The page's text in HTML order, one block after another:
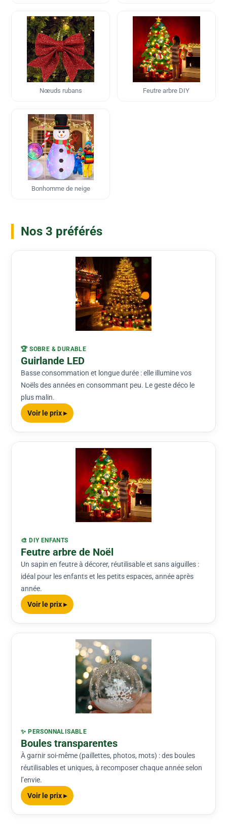
Nœuds rubans Feutre arbre DIY
Bonhomme de neige
Nos 3 préférés
🏆 SOBRE & DURABLE
Guirlande LED
Basse consommation et longue durée : elle illumine vos
Noëls des années en consommant peu. Le geste déco le
plus malin.
Voir le prix ▸
🎨 DIY ENFANTS
Feutre arbre de Noël
Un sapin en feutre à décorer, réutilisable et sans aiguilles :
idéal pour les enfants et les petits espaces, année après
année.
Voir le prix ▸
✨ PERSONNALISABLE
Boules transparentes
À garnir soi-même (paillettes, photos, mots) : des boules
réutilisables et uniques, à recomposer chaque année selon
l’envie.
Voir le prix ▸